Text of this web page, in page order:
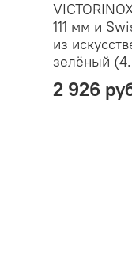
111 мм и
из
зелёный
2 926